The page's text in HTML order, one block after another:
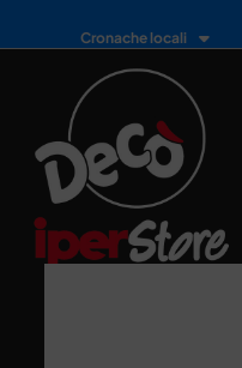
Cronache locali